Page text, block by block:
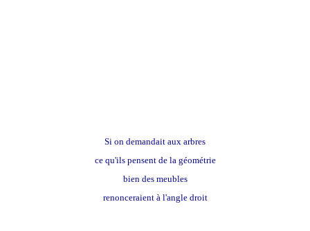
Si on demandait aux arbres
ce qu'ils pensent de la géométrie
bien des meubles
renonceraient à l'angle droit